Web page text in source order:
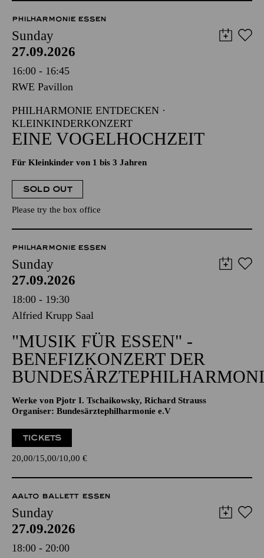
PHILHARMONIE ESSEN
Sunday
27.09.2026
16:00 - 16:45
RWE Pavillon
PHILHARMONIE ENTDECKEN ·
KLEINKINDERKONZERT
EINE VOGELHOCHZEIT
Für Kleinkinder von 1 bis 3 Jahren
SOLD OUT
Please try the box office
PHILHARMONIE ESSEN
Sunday
27.09.2026
18:00 - 19:30
Alfried Krupp Saal
"MUSIK FÜR ESSEN" -
BENEFIZKONZERT DER
Werke von Pjotr I. Tschaikowsky, Richard Strauss
Organiser: Bundesärztephilharmonie e.V
TICKETS
20,00 15,00 10,00 €
AALTO BALLETT ESSEN
Sunday
27.09.2026
18:00 - 20:00